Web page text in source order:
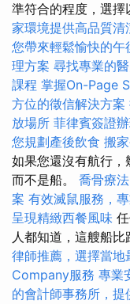
準符合的程度，選擇
家環境提供高品質清
您帶來輕鬆愉快的午
理方案 尋找專業的
課程 掌握On-Page
方位的徵信解決方案
放場所 菲律賓簽證
您規劃產後飲食 搬
如果您還沒有航行，
而不是船。 喬骨療法
案 有效滅鼠服務，
呈現精緻西餐風味
人都知道，這艘船比
律師推薦，選擇當地
Company服務 專業
的會計師事務所，